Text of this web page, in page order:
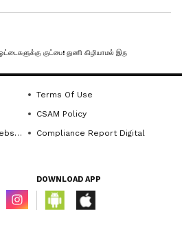
எப்போதும்
தேர்வு செய்யுங்கள்.
Terms Of Use
CSAM Policy
Compliance Report Digital
DOWNLOAD APP